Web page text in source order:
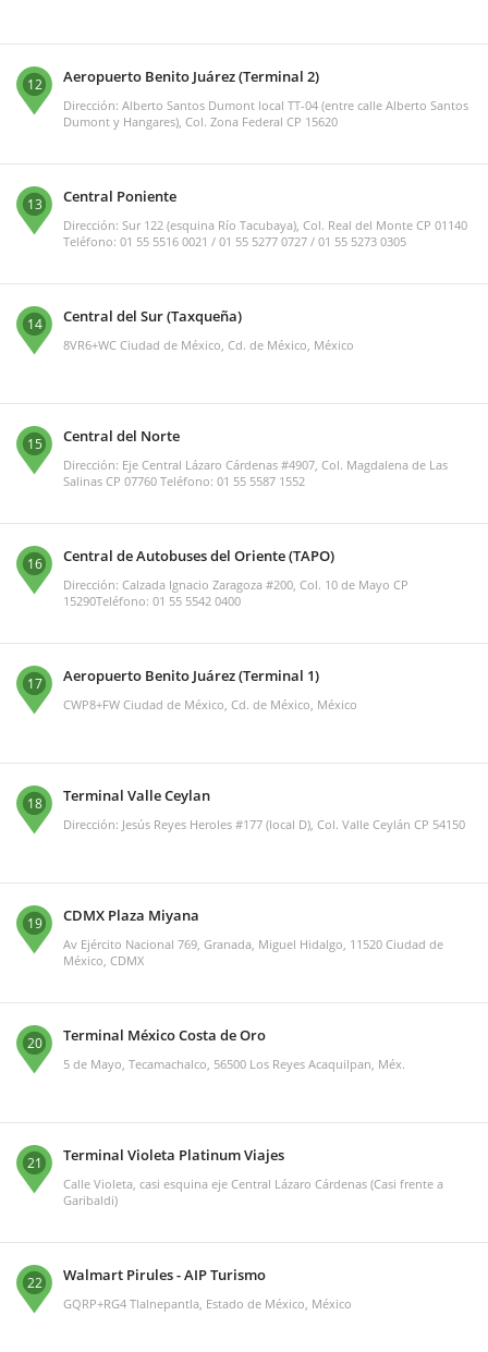
12 Aeropuerto Benito Juárez (Terminal 2)
Dirección: Alberto Santos Dumont local TT-04 (entre calle Alberto Santos
Dumont y Hangares), Col. Zona Federal CP 15620
13 Central Poniente
Dirección: Sur 122 (esquina Río Tacubaya), Col. Real del Monte CP 01140
Teléfono: 01 55 5516 0021 / 01 55 5277 0727 / 01 55 5273 0305
14 Central del Sur (Taxqueña)
8VR6+WC Ciudad de México, Cd. de México, México
15 Central del Norte
Dirección: Eje Central Lázaro Cárdenas #4907, Col. Magdalena de Las
Salinas CP 07760 Teléfono: 01 55 5587 1552
16 Central de Autobuses del Oriente (TAPO)
Dirección: Calzada Ignacio Zaragoza #200, Col. 10 de Mayo CP
15290Teléfono: 01 55 5542 0400
17 Aeropuerto Benito Juárez (Terminal 1)
CWP8+FW Ciudad de México, Cd. de México, México
18 Terminal Valle Ceylan
Dirección: Jesús Reyes Heroles #177 (local D), Col. Valle Ceylán CP 54150
19 CDMX Plaza Miyana
Av Ejército Nacional 769, Granada, Miguel Hidalgo, 11520 Ciudad de
México, CDMX
20 Terminal México Costa de Oro
5 de Mayo, Tecamachalco, 56500 Los Reyes Acaquilpan, Méx.
21 Terminal Violeta Platinum Viajes
Calle Violeta, casi esquina eje Central Lázaro Cárdenas (Casi frente a
Garibaldi)
22 Walmart Pirules - AIP Turismo
GQRP+RG4 Tlalnepantla, Estado de México, México